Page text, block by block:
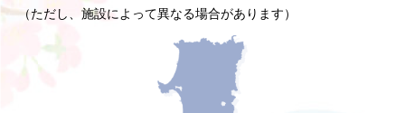
（ただし、施設によって異なる場合があります）